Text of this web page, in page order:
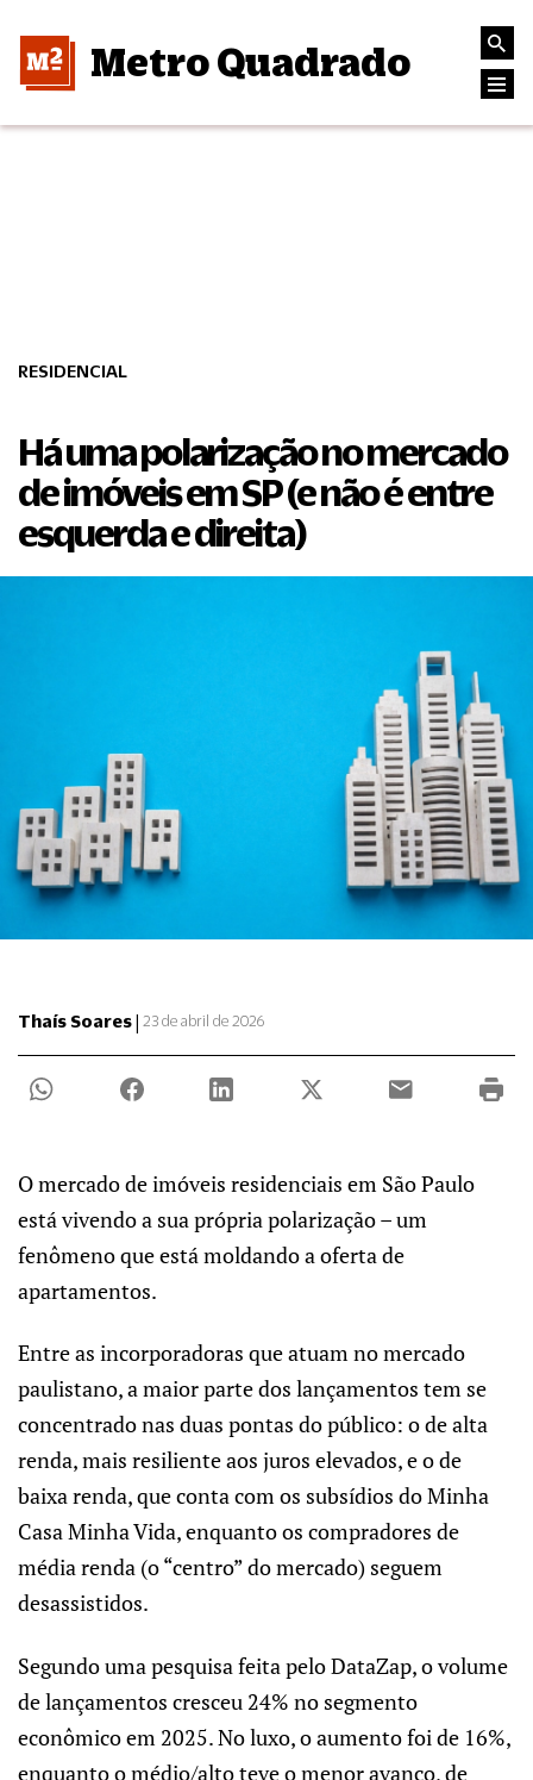
Metro Quadrado
RESIDENCIAL
Há uma polarização no mercado
de imóveis em SP (e não é entre
esquerda e direita)
Thaís Soares| 23 de abril de 2026
O mercado de imóveis residenciais em São Paulo
está vivendo a sua própria polarização – um
fenômeno que está moldando a oferta de
apartamentos.
Entre as incorporadoras que atuam no mercado
paulistano, a maior parte dos lançamentos tem se
concentrado nas duas pontas do público: o de alta
renda, mais resiliente aos juros elevados, e o de
baixa renda, que conta com os subsídios do Minha
Casa Minha Vida, enquanto os compradores de
média renda (o “centro” do mercado) seguem
desassistidos.
Segundo uma pesquisa feita pelo DataZap, o volume
de lançamentos cresceu 24% no segmento
econômico em 2025. No luxo, o aumento foi de 16%,
enquanto o médio/alto teve o menor avanço, de